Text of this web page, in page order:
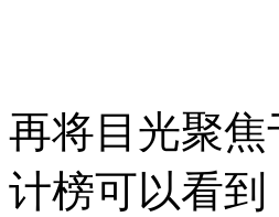
再将目光聚
计榜可以看到